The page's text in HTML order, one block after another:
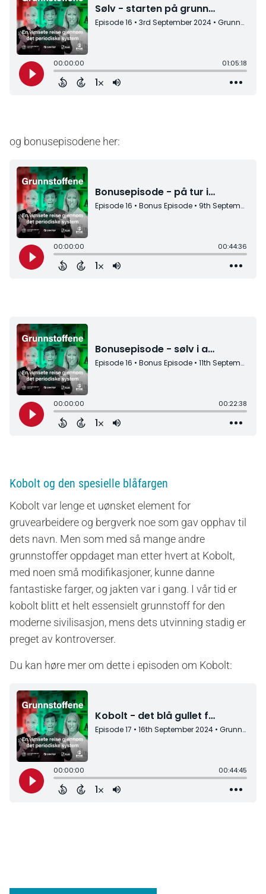
og bonusepisodene her:
Kobolt og den spesielle blåfargen
Kobolt var lenge et uønsket element for
gruvearbeidere og bergverk noe som gav opphav til
dets navn. Men som med så mange andre
grunnstoffer oppdaget man etter hvert at Kobolt,
med noen små modifikasjoner, kunne danne
fantastiske farger, og jakten var i gang. I vår tid er
kobolt blitt et helt essensielt grunnstoff for den
moderne sivilisasjon, mens dets utvinning stadig er
preget av kontroverser.
Du kan høre mer om dette i episoden om Kobolt: